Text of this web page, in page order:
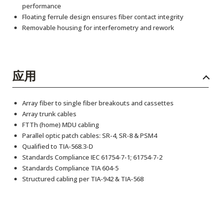
performance
Floating ferrule design ensures fiber contact integrity
Removable housing for interferometry and rework
应用
Array fiber to single fiber breakouts and cassettes
Array trunk cables
FTTh (home) MDU cabling
Parallel optic patch cables: SR-4, SR-8 & PSM4
Qualified to TIA-568.3-D
Standards Compliance IEC 61754-7-1; 61754-7-2
Standards Compliance TIA 604-5
Structured cabling per TIA-942 & TIA-568